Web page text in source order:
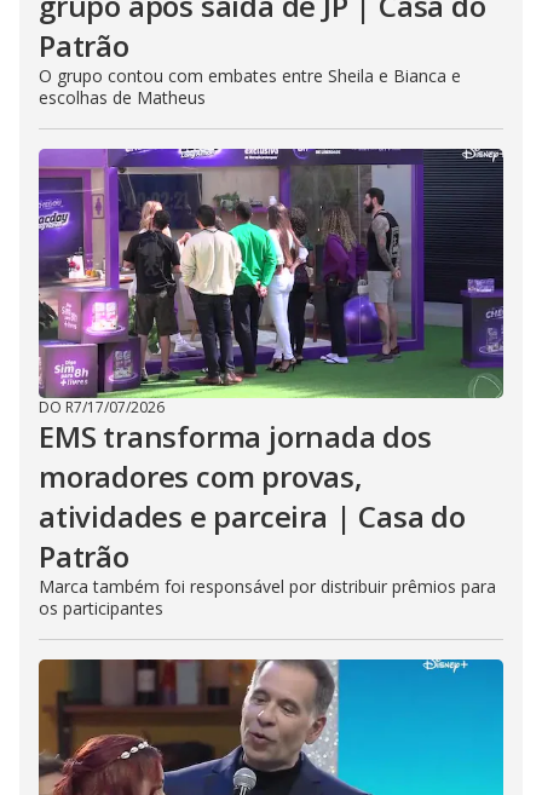
Patrão
O grupo contou com embates entre Sheila e Bianca e
escolhas de Matheus
DO R7/17/07/2026
EMS transforma jornada dos
moradores com provas,
atividades e parceira | Casa do
Patrão
Marca também foi responsável por distribuir prêmios para
os participantes